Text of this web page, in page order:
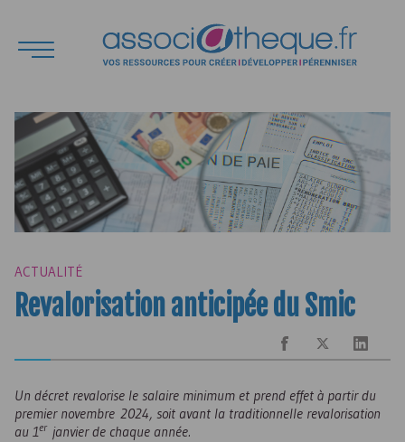
ACTUALITÉ
Revalorisation anticipée du Smic
Un décret revalorise le salaire minimum et prend effet à partir du
premier novembre 2024, soit avant la traditionnelle revalorisation
au 1erjanvier de chaque année.